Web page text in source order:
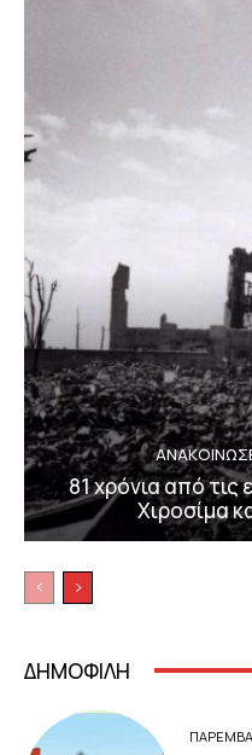
81 χρόνια από
Χιροσίμα
ΔΗΜΟΦΙΛΗ